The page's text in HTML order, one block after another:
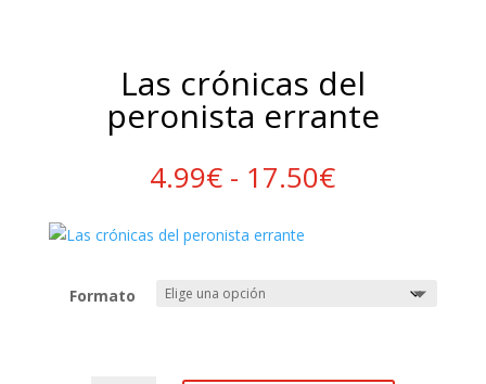
Las crónicas del
peronista errante
4.99€ - 17.50€Rango
de
Formato